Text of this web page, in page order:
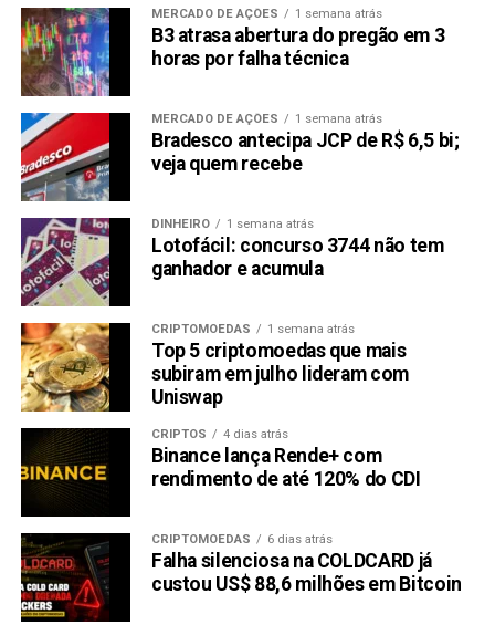
MERCADO DE AÇÕES 1 semana atrás
B3 atrasa abertura do pregão em 3
horas por falha técnica
MERCADO DE AÇÕES 1 semana atrás
Bradesco antecipa JCP de R$ 6,5 bi;
veja quem recebe
DINHEIRO 1 semana atrás
Lotofácil: concurso 3744 não tem
ganhador e acumula
CRIPTOMOEDAS 1 semana atrás
Top 5 criptomoedas que mais
subiram em julho lideram com
Uniswap
CRIPTOS 4 dias atrás
Binance lança Rende+ com
rendimento de até 120% do CDI
CRIPTOMOEDAS 6 dias atrás
Falha silenciosa na COLDCARD já
custou US$ 88,6 milhões em Bitcoin